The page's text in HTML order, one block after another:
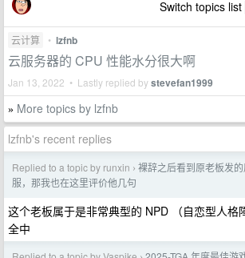
Switch topics list
云计算 • lzfnb
云服务器的 CPU 性能水分很大啊
Jan 13, 2022 • Lastly replied bystevefan1999
» More topics by lzfnb
lzfnb's recent replies
Replied to a topic by runxin › 裸辞之后看到原老板发
服，那我也在这里评价他几句
这个老板属于是非常典型的 NPD （自恋型人格
全中